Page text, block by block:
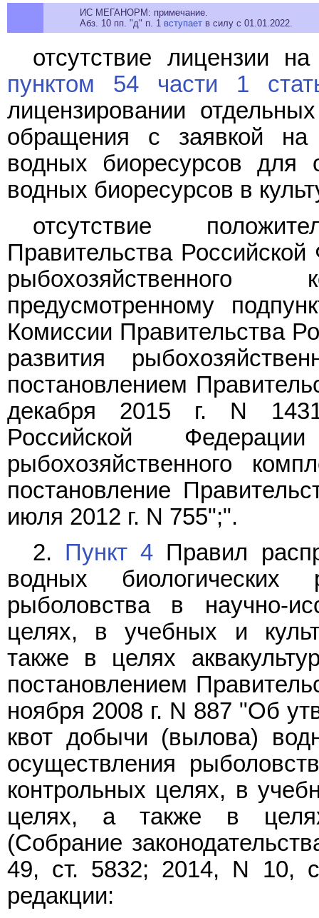
ИС МЕГАНОРМ: примечание.
Абз. 10 пп. "д" п. 1 вступает в силу с 01.01.2022.
отсутствие лицензии
пунктом 54 части 1
лицензировании
обращения с заявкой на
водных биоресурсов для
водных биоресурсов в
отсутствие
Правительства
предусмотренному
Комиссии Правительства
развития
постановлением
декабря 2015 г. N
Российской
рыбохозяйственного
постановление
июля 2012 г. N 755";".
2. Пункт 4 Правил
водных биологических
рыболовства в научно-
целях, в учебных и
также в целях
постановлением
ноября 2008 г. N 887 "Об
квот добычи (вылова)
осуществления
контрольных целях, в
целях, а также в целях
(Собрание
49, ст. 5832; 2014, N 10,
редакции: